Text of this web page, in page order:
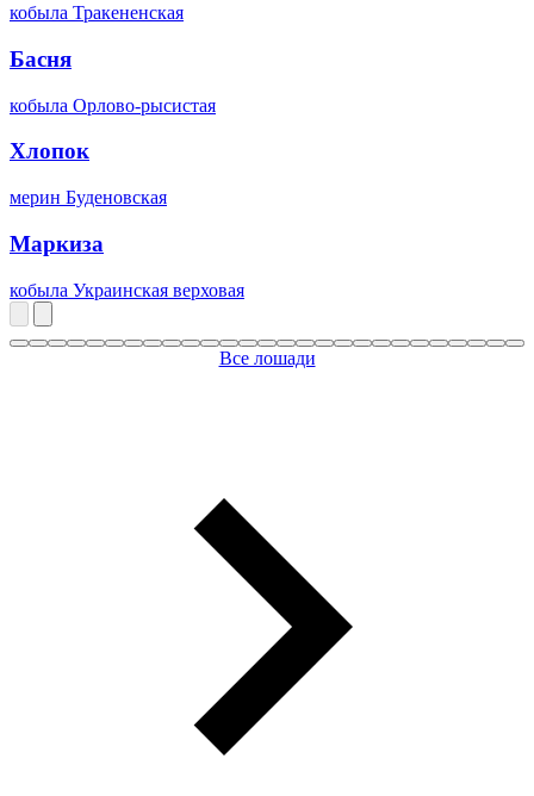
кобыла Тракененская
Басня
кобыла Орлово-рысистая
Хлопок
мерин Буденовская
Маркиза
кобыла Украинская верховая
Все лошади